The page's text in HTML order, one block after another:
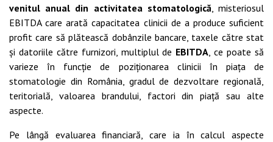
venitul anual din activitatea stomatologică , misteriosul
EBITDA care arată capacitatea clinicii de a produce suficient
profit care să plătească dobânzile bancare, taxele către stat
și datoriile către furnizori, multiplul de EBITDA , ce poate să
varieze în funcție de poziționarea clinicii în piața de
stomatologie din România, gradul de dezvoltare regională,
teritorială, valoarea brandului, factori din piață sau alte
aspecte.
Pe lângă evaluarea financiară, care ia în calcul aspecte